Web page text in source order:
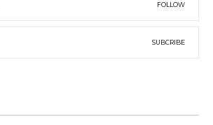
FOLLOW
SUBCRIBE